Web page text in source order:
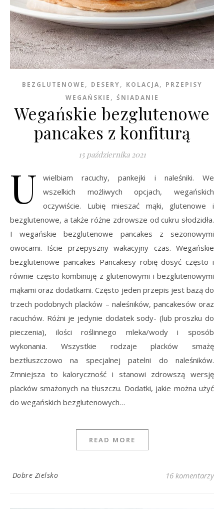
BEZGLUTENOWE , DESERY, KOLACJA, PRZEPISY
WEGAŃSKIE , ŚNIADANIE
Wegańskie bezglutenowe
pancakes z konfiturą
15 października 2021
U
wielbiam racuchy, pankejki i naleśniki. We
wszelkich możliwych opcjach, wegańskich
oczywiście. Lubię mieszać mąki, glutenowe i
bezglutenowe, a także różne zdrowsze od cukru słodzidła.
I wegańskie bezglutenowe pancakes z sezonowymi
owocami. Iście przepyszny wakacyjny czas. Wegańskie
bezglutenowe pancakes Pancakesy robię dosyć często i
równie często kombinuję z glutenowymi i bezglutenowymi
mąkami oraz dodatkami. Często jeden przepis jest bazą do
trzech podobnych placków – naleśników, pancakesów oraz
racuchów. Różni je jedynie dodatek sody- (lub proszku do
pieczenia), ilości roślinnego mleka/wody i sposób
wykonania. Wszystkie rodzaje placków smażę
beztłuszczowo na specjalnej patelni do naleśników.
Zmniejsza to kaloryczność i stanowi zdrowszą wersję
placków smażonych na tłuszczu. Dodatki, jakie można użyć
do wegańskich bezglutenowych…
READ MORE
Dobre Zielsko 16 komentarzy